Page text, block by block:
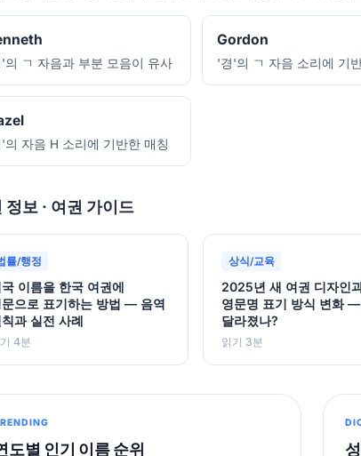
의 ㄱ 자음과 부분 모음이 유사
Gordon
'경'의 ㄱ 자음 소리에 기
의 자음 H 소리에 기반한 매칭
정보 · 여권 가이드
률/행정
국 이름을 한국 여권에
문으로 표기하는 방법 — 음역
칙과 실전 사례
4분
상식/교육
2025년 새 여권 디자인
영문명 표기 방식 변화
달라졌나?
읽기 3분
도별 인기 이름 순위